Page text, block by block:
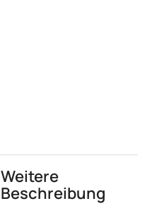
Weitere
Beschreibung